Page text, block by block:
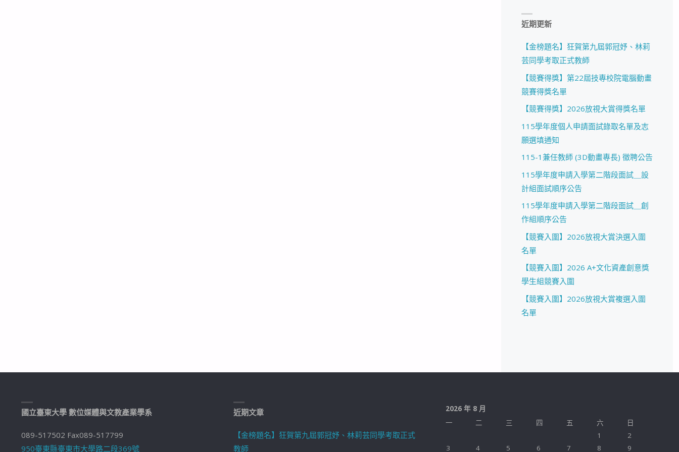
近期更新
【金榜題名】狂賀第九屆郭冠妤、林莉
芸同學考取正式教師
【競賽得獎】第22屆技專校院電腦動畫
競賽得獎名單
【競賽得獎】2026放視大賞得獎名單
115學年度個人申請面試錄取名單及志
願選填通知
115-1兼任教師 (3D動畫專長) 徵聘公告
115學年度申請入學第二階段面試＿設
計組面試順序公告
115學年度申請入學第二階段面試＿創
作組順序公告
【競賽入圍】2026放視大賞決選入圍
名單
【競賽入圍】2026 A+文化資產創意獎
學生組競賽入圍
【競賽入圍】2026放視大賞複選入圍
名單
國立臺東大學 數位媒體與文教產業學系
089-517502 Fax089-517799
950臺東縣臺東市大學路二段369號
近期文章
【金榜題名】狂賀第九屆郭冠妤、林莉芸同學考取正式
教師
2026 年 8 月
一
二 三 四 五 六
日
1
2
3
4 5 6 7 8 9